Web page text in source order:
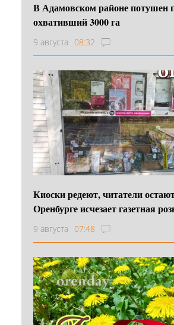
В Адамовском районе потушен
охвативший 3000 га
9 августа 08:32
Киоски редеют, читатели
Оренбурге исчезает газетная
9 августа 07:48